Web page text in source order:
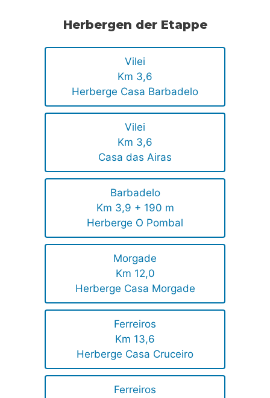
Herbergen der Etappe
Vilei
Km 3,6
Herberge Casa Barbadelo
Vilei
Km 3,6
Casa das Airas
Barbadelo
Km 3,9 + 190 m
Herberge O Pombal
Morgade
Km 12,0
Herberge Casa Morgade
Ferreiros
Km 13,6
Herberge Casa Cruceiro
Ferreiros